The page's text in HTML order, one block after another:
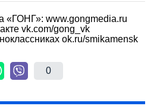
«ГОНГ»: www.gongmedia.ru
vk.com/gong_vk
ok.ru/smikamensk
0